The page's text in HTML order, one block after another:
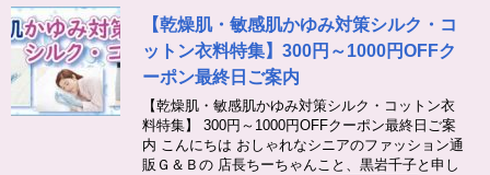
【乾燥肌・敏感肌かゆみ対策シルク・コ
ットン衣料特集】300円～1000円OFFク
ーポン最終日ご案内
【乾燥肌・敏感肌かゆみ対策シルク・コットン衣
料特集】 300円～1000円OFFクーポン最終日ご案
内 こんにちは おしゃれなシニアのファッション通
販Ｇ＆Ｂの 店長ちーちゃんこと、黒岩千子と申し